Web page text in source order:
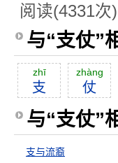
阅读(4331次)
与“支仗”
zhī
支
zhàng
仗
与“支仗”
支与流裔